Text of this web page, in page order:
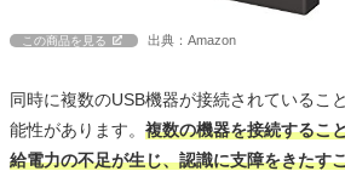
この商品を見る 出典：Amazon
同時に複数のUSB機器が接続されているこ
能性があります。 複数の機器を接続するこ
給電力の不足が生じ、認識に支障をきたす